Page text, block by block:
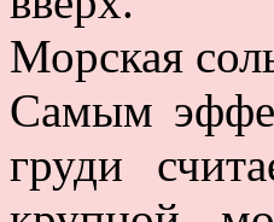
Морская
Самым
груди